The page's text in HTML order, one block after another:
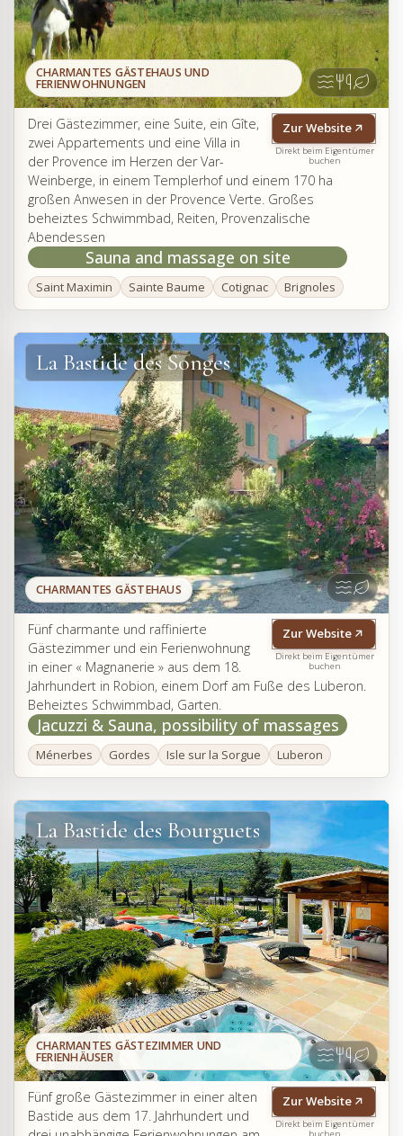
CHARMANTES GÄSTEHAUS UND
FERIENWOHNUNGEN
Zur Website
Direkt beim Eigentümer
buchen
Drei Gästezimmer, eine Suite, ein Gîte,
zwei Appartements und eine Villa in
der Provence im Herzen der Var-
Weinberge, in einem Templerhof und einem 170 ha
großen Anwesen in der Provence Verte. Großes
beheiztes Schwimmbad, Reiten, Provenzalische
Abendessen
Sauna and massage on site
Saint Maximin Sainte Baume Cotignac Brignoles
CHARMANTES GÄSTEHAUS
La Bastide des Songes
Zur Website
Direkt beim Eigentümer
buchen
Fünf charmante und raffinierte
Gästezimmer und ein Ferienwohnung
in einer « Magnanerie » aus dem 18.
Jahrhundert in Robion, einem Dorf am Fuße des Luberon.
Beheiztes Schwimmbad, Garten.
Jacuzzi & Sauna, possibility of massages
Ménerbes Gordes Isle sur la Sorgue Luberon
CHARMANTES GÄSTEZIMMER UND
FERIENHÄUSER
La Bastide des Bourguets
Zur Website
Direkt beim Eigentümer
buchen
Fünf große Gästezimmer in einer alten
Bastide aus dem 17. Jahrhundert und